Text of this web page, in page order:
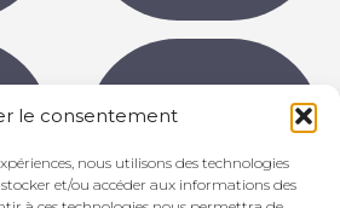
le consentement
nous utilisons des technologies
et/ou accéder aux informations des
Archives